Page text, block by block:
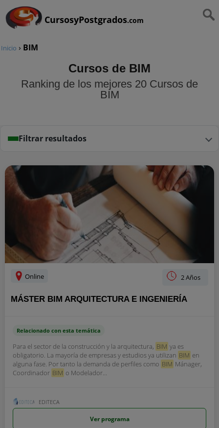
CursosyPostgrados.com
Inicio › BIM
Cursos de BIM
Ranking de los mejores 20 Cursos de
BIM
Filtrar resultados
Online 2 Años
MÁSTER BIM ARQUITECTURA E INGENIERÍA
Relacionado con esta temática
Para el sector de la construcción y la arquitectura, BIM ya es
obligatorio. La mayoría de empresas y estudios ya utilizan BIM en
alguna fase. Por tanto la demanda de perfiles como BIM Mánager,
Coordinador BIM o Modelador...
EDITECA
Ver programa